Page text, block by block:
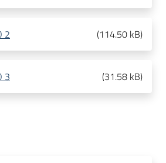
2 (114.50 kB)
3 (31.58 kB)